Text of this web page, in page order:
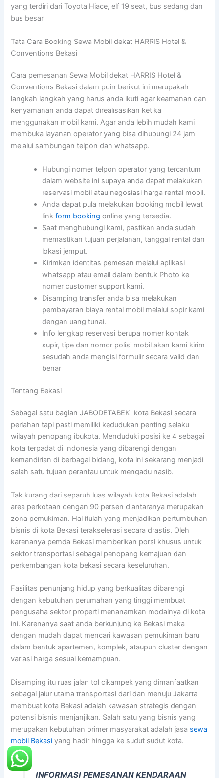
yang terdiri dari Toyota Hiace, elf 19 seat, bus sedang dan
bus besar.
Tata Cara Booking Sewa Mobil dekat HARRIS Hotel &
Conventions Bekasi
Cara pemesanan Sewa Mobil dekat HARRIS Hotel &
Conventions Bekasi dalam poin berikut ini merupakah
langkah langkah yang harus anda ikuti agar keamanan dan
kenyamanan anda dapat direalisasikan ketika
menggunakan mobil kami. Agar anda lebih mudah kami
membuka layanan operator yang bisa dihubungi 24 jam
melalui sambungan telpon dan whatsapp.
Hubungi nomer telpon operator yang tercantum
dalam website ini supaya anda dapat melakukan
reservasi mobil atau negosiasi harga rental mobil.
Anda dapat pula melakukan booking mobil lewat
linkform booking online yang tersedia.
Saat menghubungi kami, pastikan anda sudah
memastikan tujuan perjalanan, tanggal rental dan
lokasi jemput.
Kirimkan identitas pemesan melalui aplikasi
whatsapp atau email dalam bentuk Photo ke
nomer customer support kami.
Disamping transfer anda bisa melakukan
pembayaran biaya rental mobil melalui sopir kami
dengan uang tunai.
Info lengkap reservasi berupa nomer kontak
supir, tipe dan nomor polisi mobil akan kami kirim
sesudah anda mengisi formulir secara valid dan
benar
Tentang Bekasi
Sebagai satu bagian JABODETABEK, kota Bekasi secara
perlahan tapi pasti memiliki kedudukan penting selaku
wilayah penopang ibukota. Menduduki posisi ke 4 sebagai
kota terpadat di Indonesia yang dibarengi dengan
kemandirian di berbagai bidang, kota ini sekarang menjadi
salah satu tujuan perantau untuk mengadu nasib.
Tak kurang dari separuh luas wilayah kota Bekasi adalah
area perkotaan dengan 90 persen diantaranya merupakan
zona pemukiman. Hal itulah yang menjadikan pertumbuhan
bisnis di kota Bekasi terakselerasi secara drastis. Oleh
karenanya pemda Bekasi memberikan porsi khusus untuk
sektor transportasi sebagai penopang kemajuan dan
perkembangan kota bekasi secara keseluruhan.
Fasilitas penunjang hidup yang berkualitas dibarengi
dengan kebutuhan perumahan yang tinggi membuat
pengusaha sektor properti menanamkan modalnya di kota
ini. Karenanya saat anda berkunjung ke Bekasi maka
dengan mudah dapat mencari kawasan pemukiman baru
dalam bentuk apartemen, komplek, ataupun cluster dengan
variasi harga sesuai kemampuan.
Disamping itu ruas jalan tol cikampek yang dimanfaatkan
sebagai jalur utama transportasi dari dan menuju Jakarta
membuat kota Bekasi adalah kawasan strategis dengan
potensi bisnis menjanjikan. Salah satu yang bisnis yang
merupakan kebutuhan primer masyarakat adalah jasa sewa
mobil Bekasi yang hadir hingga ke sudut sudut kota.
INFORMASI PEMESANAN KENDARAAN